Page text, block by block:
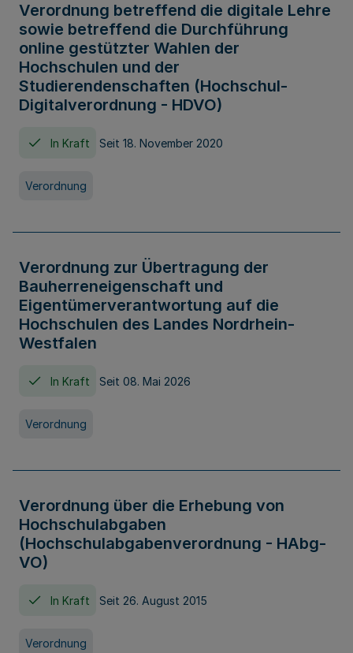
Verordnung betreffend die digitale Lehre
sowie betreffend die Durchführung
online gestützter Wahlen der
Hochschulen und der
Studierendenschaften (Hochschul-
Digitalverordnung - HDVO)
In Kraft Seit 18. November 2020
Verordnung
Verordnung zur Übertragung der
Bauherreneigenschaft und
Eigentümerverantwortung auf die
Hochschulen des Landes Nordrhein-
Westfalen
In Kraft Seit 08. Mai 2026
Verordnung
Verordnung über die Erhebung von
Hochschulabgaben
(Hochschulabgabenverordnung - HAbg-
VO)
In Kraft Seit 26. August 2015
Verordnung